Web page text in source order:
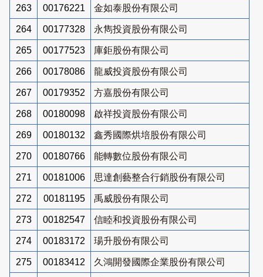
263 00176221 金如泰股份有限公司
264 00177328 永雋投資股份有限公司
265 00177523 庫鉅股份有限公司
266 00178086 龍威投資股份有限公司
267 00179352 方嘉股份有限公司
268 00180098 啟祥投資股份有限公司
269 00180132 鑫秀國際烘培股份有限公司
270 00180766 能轉數位股份有限公司
271 00181006 思達創藝整合行銷股份有限公司
272 00181195 禹威股份有限公司
273 00182547 信睦和投資股份有限公司
274 00183172 瑒升股份有限公司
275 00183412 久鴻開發國際企業股份有限公司